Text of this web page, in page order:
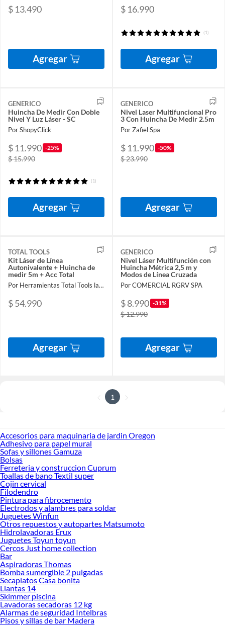
$ 13.490
Agregar
$ 16.990
(1)
Agregar
GENERICO
Huincha De Medir Con Doble
Nivel Y Luz Láser - SC
Por ShopyClick
$ 11.990 -25%
$ 15.990
(1)
Agregar
GENERICO
Nivel Laser Multifuncional Pro
3 Con Huincha De Medir 2.5m
Por Zafiel Spa
$ 11.990 -50%
$ 23.990
Agregar
TOTAL TOOLS
Kit Láser de Línea
Autonivalente + Huincha de
medir 5m + Acc Total
Por Herramientas Total Tools la Nueva
$ 54.990
Agregar
GENERICO
Nivel Láser Multifunción con
Huincha Métrica 2,5 m y
Modos de Línea Cruzada
Por COMERCIAL RGRV SPA
$ 8.990 -31%
$ 12.990
Agregar
1
Accesorios para maquinaria de jardin Oregon
Adhesivo para papel mural
Sofas y sillones Gamuza
Bolsas
Ferreteria y construccion Cuprum
Toallas de bano Textil super
Cojin cervical
Filodendro
Pintura para fibrocemento
Electrodos y alambres para soldar
Juguetes Winfun
Otros repuestos y autopartes Matsumoto
Hidrolavadoras Erux
Juguetes Toyun toyun
Cercos Just home collection
Bar
Aspiradoras Thomas
Bomba sumergible 2 pulgadas
Secaplatos Casa bonita
Llantas 14
Skimmer piscina
Lavadoras secadoras 12 kg
Alarmas de seguridad Intelbras
Pisos y sillas de bar Madera